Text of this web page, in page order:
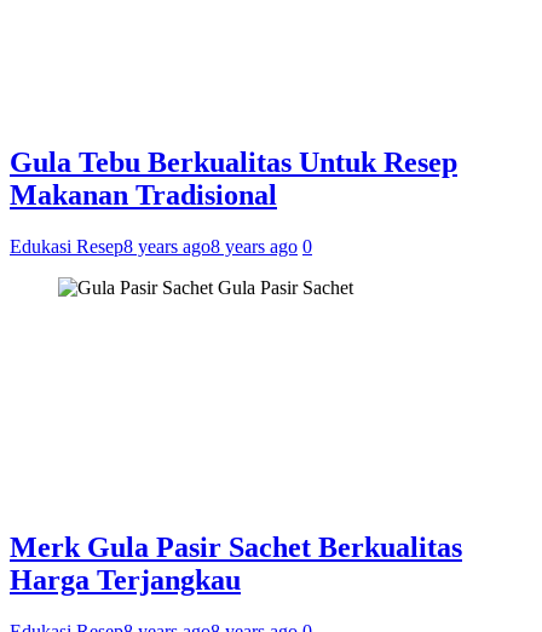
Gula Tebu Berkualitas Untuk Resep
Makanan Tradisional
Edukasi Resep8 years ago8 years ago 0
Gula Pasir Sachet
Merk Gula Pasir Sachet Berkualitas
Harga Terjangkau